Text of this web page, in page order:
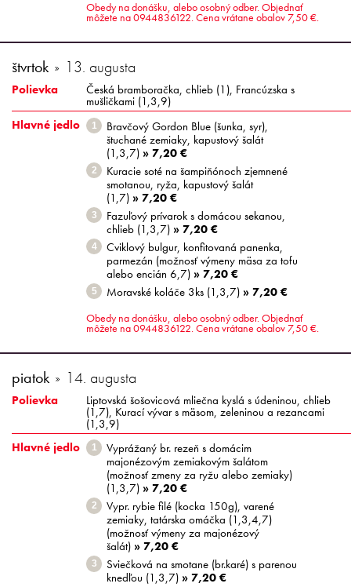
Obedy na donášku, alebo osobný odber. Objednať
môžete na 0944836122. Cena vrátane obalov 7,50 €.
štvrtok 13. augusta
Polievka Česká bramboračka, chlieb (1), Francúzska s
mušličkami (1,3,9)
Hlavné jedlo
1
Bravčový Gordon Blue (šunka, syr),
štuchané zemiaky, kapustový šalát
(1,3,7) » 7,20 €
2
Kuracie soté na šampiňónoch zjemnené
smotanou, ryža, kapustový šalát
(1,7) » 7,20 €
3
Fazuľový prívarok s domácou sekanou,
chlieb (1,3,7) » 7,20 €
4
Cviklový bulgur, konfitovaná panenka,
parmezán (možnosť výmeny mäsa za tofu
alebo encián 6,7) » 7,20 €
5 Moravské koláče 3ks (1,3,7) » 7,20 €
Obedy na donášku, alebo osobný odber. Objednať
môžete na 0944836122. Cena vrátane obalov 7,50 €.
piatok 14. augusta
Polievka Liptovská šošovicová mliečna kyslá s údeninou, chlieb
(1,7), Kurací vývar s mäsom, zeleninou a rezancami
(1,3,9)
Hlavné jedlo
1
Vyprážaný br. rezeň s domácim
majonézovým zemiakovým šalátom
(možnosť zmeny za ryžu alebo zemiaky)
(1,3,7) » 7,20 €
2
Vypr. rybie filé (kocka 150g), varené
zemiaky, tatárska omáčka (1,3,4,7)
(možnosť výmeny za majonézový
šalát) » 7,20 €
3
Sviečková na smotane (br.karé) s parenou
knedľou (1,3,7) » 7,20 €